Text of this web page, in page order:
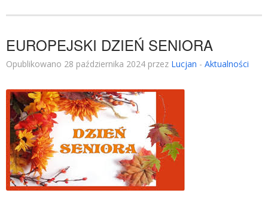
EUROPEJSKI DZIEŃ SENIORA
Opublikowano 28 października 2024 przez Lucjan - Aktualności